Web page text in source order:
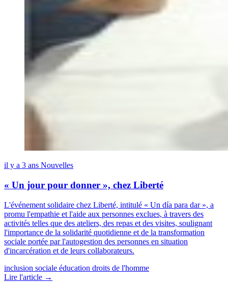
il y a 3 ans Nouvelles
« Un jour pour donner », chez Liberté
L'événement solidaire chez Liberté, intitulé « Un día para dar », a
promu l'empathie et l'aide aux personnes exclues, à travers des
activités telles que des ateliers, des repas et des visites, soulignant
l'importance de la solidarité quotidienne et de la transformation
sociale portée par l'autogestion des personnes en situation
d'incarcération et de leurs collaborateurs.
inclusion sociale éducation droits de l'homme
Lire l'article →